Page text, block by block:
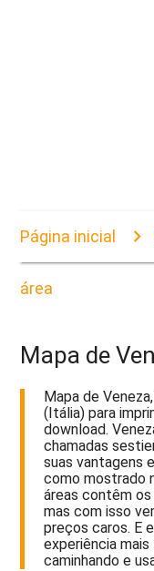
Página inicial
área
Mapa de
Mapa de
(Itália) para
download.
chamadas
suas vantagens
como mostrado
áreas contêm
mas com isso
preços caros. E
experiência
caminhando e